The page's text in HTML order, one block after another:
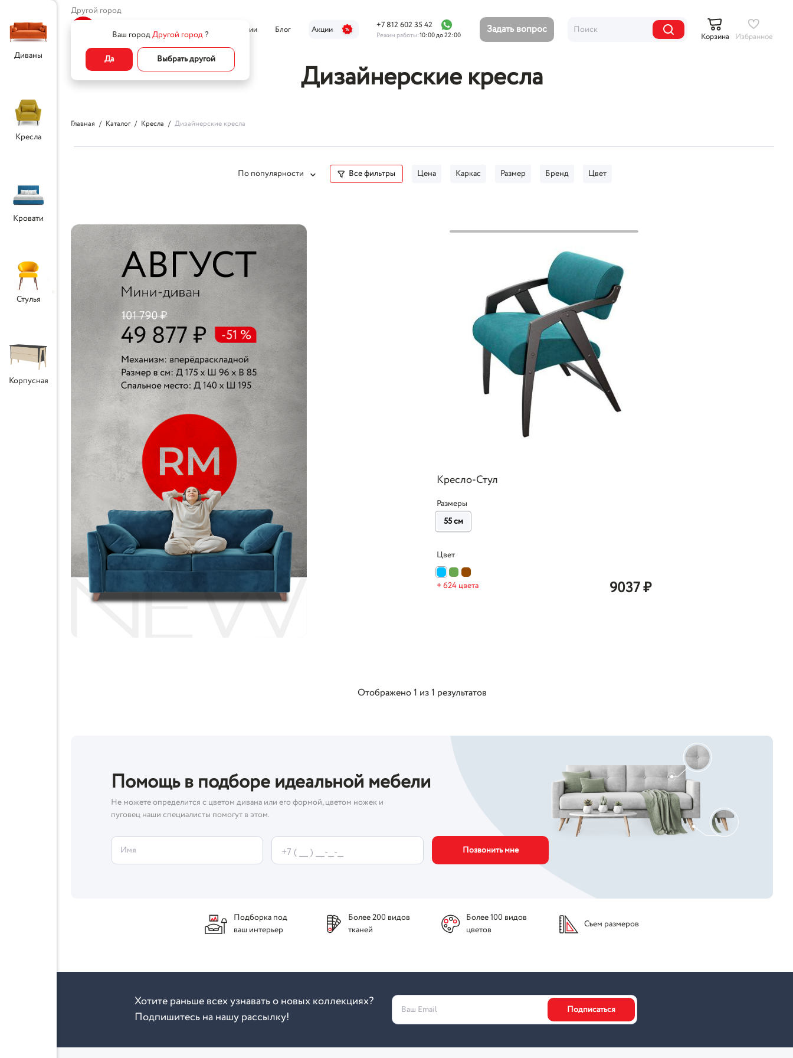
Диваны
Кресла
Кровати
Стулья
Корпусная
Другой город
Ваш городДругой город?
Да Выбрать другой
Home Все товары О компании Блог Акции +7 812 602 35 42
Режим работы:10:00 до 22:00 Задать вопрос
Корзина Избранное
Дизайнерские кресла
Главная Каталог Кресла Дизайнерские кресла
По популярности Цена Каркас Размер Бренд Цвет
Все фильтры
Кресло-Стул
Размеры
55 см
Цвет
+ 624 цвета 9037₽
Отображено1 из1 результатов
Помощь в подборе идеальной мебели
Не можете определится с цветом дивана или его формой, цветом ножек и
пуговец наши специалисты помогут в этом.
Имя Позвонить мне
Подборка под
ваш интерьер
Более 200 видов
тканей
Более 100 видов
цветов
Съем размеров
Хотите раньше всех узнавать о новых коллекциях?
Подпишитесь на нашу рассылку!
Ваш Email Подписаться